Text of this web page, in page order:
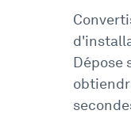
Dépose